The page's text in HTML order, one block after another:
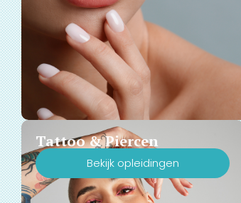
Tattoo & Piercen
Bekijk opleidingen